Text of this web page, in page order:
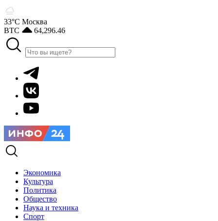
33°С Москва
BTC
64,296.46
Экономика
Культура
Политика
Общество
Наука и техника
Спорт